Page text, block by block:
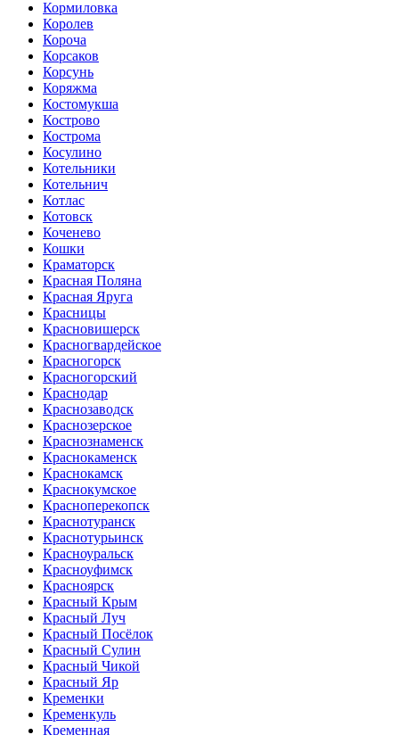
Кормиловка
Королев
Короча
Корсаков
Корсунь
Коряжма
Костомукша
Кострово
Кострома
Косулино
Котельники
Котельнич
Котлас
Котовск
Коченево
Кошки
Краматорск
Красная Поляна
Красная Яруга
Красницы
Красновишерск
Красногвардейское
Красногорск
Красногорский
Краснодар
Краснозаводск
Краснозерское
Краснознаменск
Краснокаменск
Краснокамск
Краснокумское
Красноперекопск
Краснотуранск
Краснотурьинск
Красноуральск
Красноуфимск
Красноярск
Красный Крым
Красный Луч
Красный Посёлок
Красный Сулин
Красный Чикой
Красный Яр
Кременки
Кременкуль
Кременная